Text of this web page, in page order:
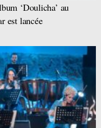
‘Doulicha’ au
est lancée